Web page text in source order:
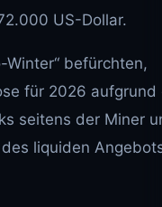
US-Dollar.
Winter“ befürchten,
für 2026 aufgrund
seitens der Miner
liquiden